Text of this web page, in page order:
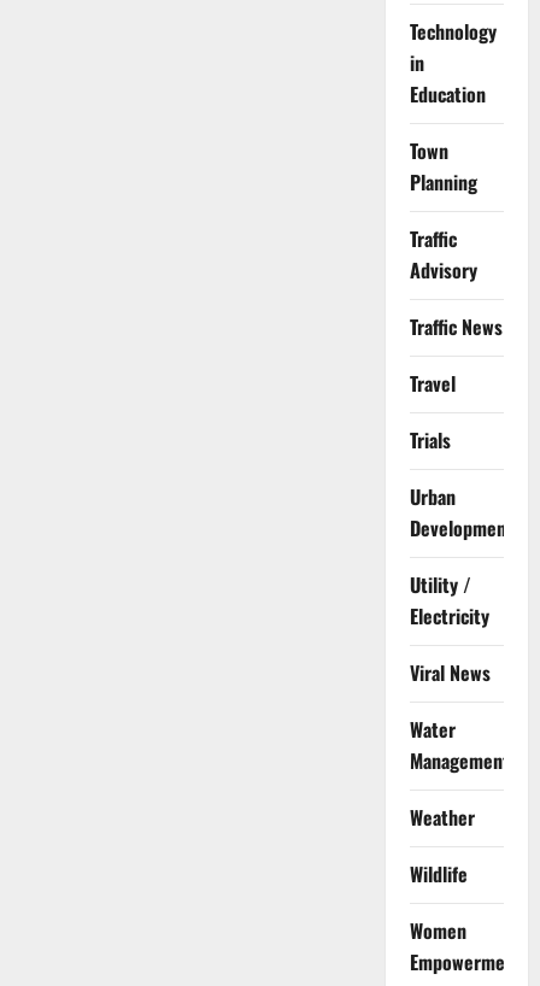
Technology
in
Education
Town
Planning
Traffic
Advisory
Traffic News
Travel
Trials
Urban
Development
Utility /
Electricity
Viral News
Water
Management
Weather
Wildlife
Women
Empowerment